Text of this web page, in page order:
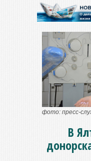
фото: пресс-
В